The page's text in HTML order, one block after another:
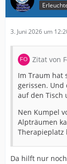
3. Juni 2026 um
Zitat von
Im Traum hat
gerissen.
auf den Tisch
Nen Kumpel
Alpträumen
Therapieplatz
Da hilft nur